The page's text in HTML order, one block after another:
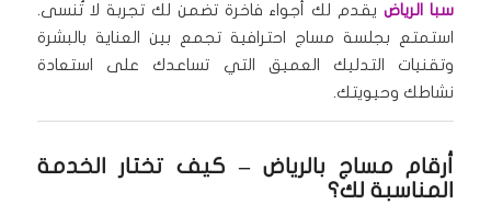
سبا الرياضيقدم لك أجواء فاخرة تضمن لك تجربة لا تُنسى.
استمتع بجلسة مساج احترافية تجمع بين العناية بالبشرة
وتقنيات التدليك العميق التي تساعدك على استعادة
نشاطك وحيويتك.
أرقام مساج بالرياض – كيف تختار الخدمة
المناسبة لك؟